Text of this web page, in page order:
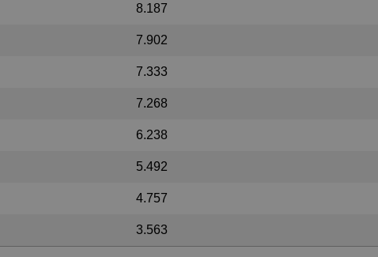
8.187
7.902
7.333
7.268
6.238
5.492
4.757
3.563